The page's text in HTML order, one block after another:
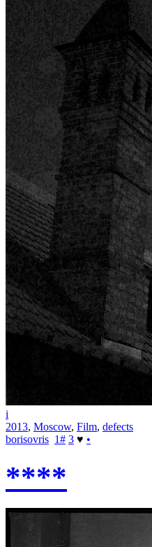
i
2013, Moscow, Film, defects
borisovris 1# 3 ♥ •
****